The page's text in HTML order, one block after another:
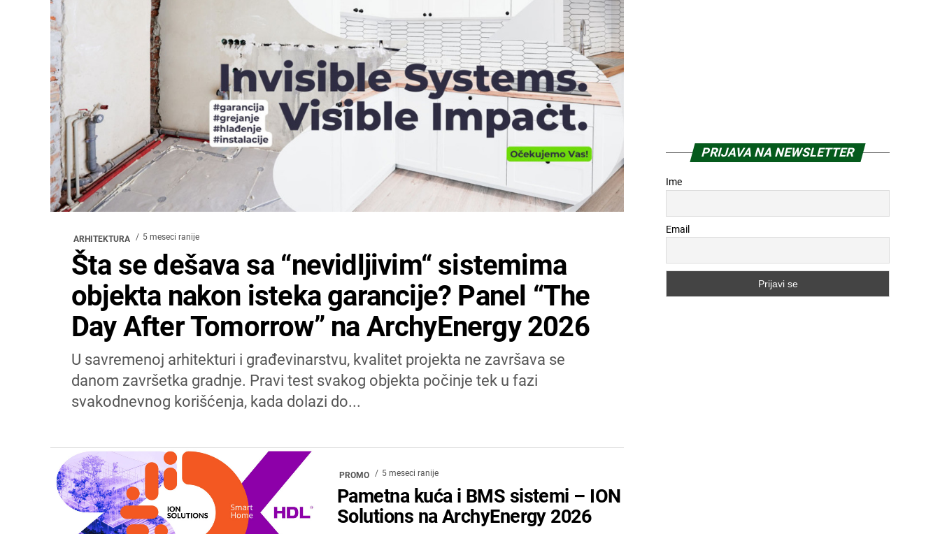
ARHITEKTURA 5 meseci ranije
Šta se dešava sa “nevidljivim“ sistemima
objekta nakon isteka garancije? Panel “The
Day After Tomorrow” na ArchyEnergy 2026
U savremenoj arhitekturi i građevinarstvu, kvalitet projekta ne završava se
danom završetka gradnje. Pravi test svakog objekta počinje tek u fazi
svakodnevnog korišćenja, kada dolazi do...
PROMO 5 meseci ranije
Pametna kuća i BMS sistemi – ION
Solutions na ArchyEnergy 2026